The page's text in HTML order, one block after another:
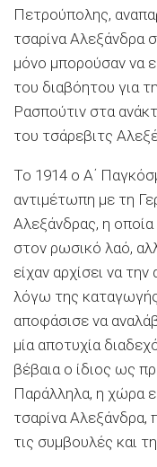
Πετρούπολης,
τσαρίνα Αλεξάνδρα
μόνο μπορούσαν να
του διαβόητου για
Ρασπούτιν στα
του τσάρεβιτς
Το 1914 ο Α΄
αντιμέτωπη με τη
Αλεξάνδρας, η οποία
στον ρωσικό λαό,
είχαν αρχίσει να
λόγω της
αποφάσισε να
μία αποτυχία
βέβαια ο ίδιος ως
Παράλληλα, η χώρα
τσαρίνα
τις συμβουλές και